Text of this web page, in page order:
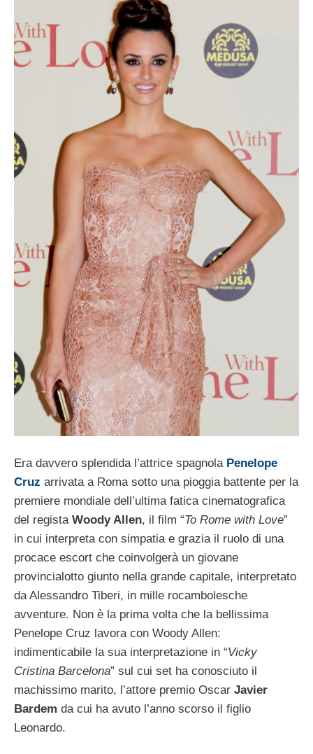
Era davvero splendida l’attrice spagnola Penelope
Cruz arrivata a Roma sotto una pioggia battente per la
premiere mondiale dell’ultima fatica cinematografica
del regista Woody Allen, il film “To Rome with Love”
in cui interpreta con simpatia e grazia il ruolo di una
procace escort che coinvolgerà un giovane
provincialotto giunto nella grande capitale, interpretato
da Alessandro Tiberi, in mille rocambolesche
avventure. Non è la prima volta che la bellissima
Penelope Cruz lavora con Woody Allen:
indimenticabile la sua interpretazione in “Vicky
Cristina Barcelona” sul cui set ha conosciuto il
machissimo marito, l’attore premio Oscar Javier
Bardem da cui ha avuto l’anno scorso il figlio
Leonardo.